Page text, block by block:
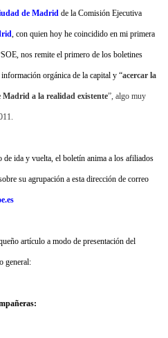
de Madrid de la Comisión Ejecutiva
, con quien hoy he coincidido en mi primera
nos remite el primero de los boletines
orgánica de la capital y “acercar la
a la realidad existente”, algo muy
ida y vuelta, el boletín anima a los afiliados
su agrupación a esta dirección de correo
artículo a modo de presentación del
general: